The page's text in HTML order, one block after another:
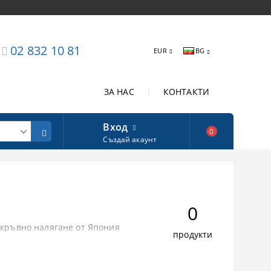
02 832 10 81 EUR BG
ЗА НАС КОНТАКТИ
Вход
Създай акаунт
0
налягане от Япония
0
продукти